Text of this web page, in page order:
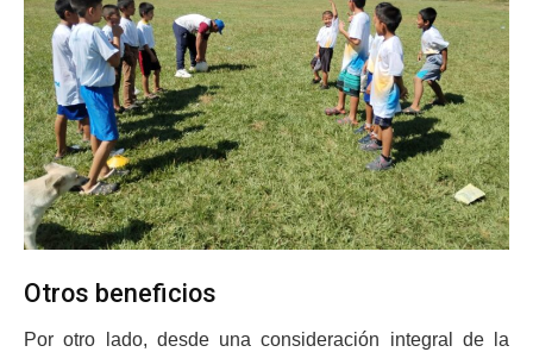
Otros beneficios
Por otro lado, desde una consideración integral de la